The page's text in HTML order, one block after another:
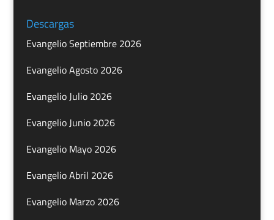
Descargas
Evangelio Septiembre 2026
Evangelio Agosto 2026
Evangelio Julio 2026
Evangelio Junio 2026
Evangelio Mayo 2026
Evangelio Abril 2026
Evangelio Marzo 2026